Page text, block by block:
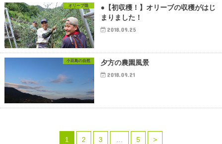
オリーブ畑
●【初収穫！】オリーブの収穫がはじ
まりました！
2018.09.25
小豆島の自然 夕方の農園風景
2018.09.21
1 2 3 5 >